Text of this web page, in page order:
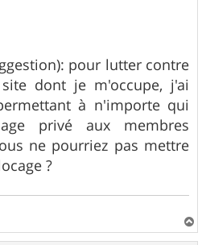
pour lutter contre
dont je m'occupe, j'ai
à n'importe qui
privé aux membres
ne pourriez pas mettre
?
a